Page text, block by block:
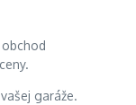
garáže.